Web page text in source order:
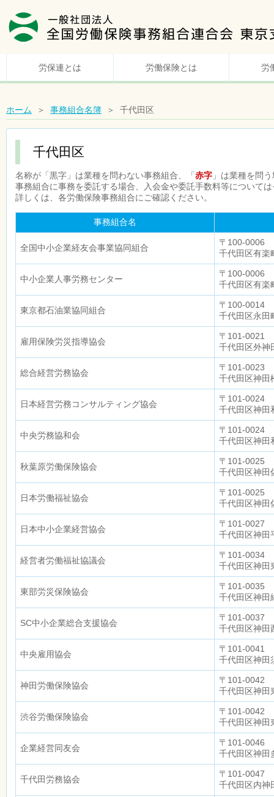
労保連とは 労働保険とは 労
ホーム ＞ 事務組合名簿 ＞ 千代田区
千代田区
名称が「黒字」は業種を問わない事務組合、「 赤字 」は業種を問
事務組合に事務を委託する場合、入会金や委託手数料等について
詳しくは、各労働保険事務組合にご確認ください。
事務組合名
全国中小企業経友会事業協同組合
〒100-0006
千代田区有
中小企業人事労務センター
〒100-0006
千代田区有
東京都石油業協同組合
〒100-0014
千代田区永
雇用保険労災指導協会
〒101-0021
千代田区外
総合経営労務協会
〒101-0023
千代田区神
日本経営労務コンサルティング協会
〒101-0024
千代田区神
中央労務協和会
〒101-0024
千代田区神
秋葉原労働保険協会
〒101-0025
千代田区神
日本労働福祉協会
〒101-0025
千代田区神
日本中小企業経営協会
〒101-0027
千代田区神
経営者労働福祉協議会
〒101-0034
千代田区神
東部労災保険協会
〒101-0035
千代田区神
SC中小企業総合支援協会
〒101-0037
千代田区神
中央雇用協会
〒101-0041
千代田区神
神田労働保険協会
〒101-0042
千代田区神田
渋谷労働保険協会
〒101-0042
千代田区神
企業経営同友会
〒101-0046
千代田区神
千代田労務協会
〒101-0047
千代田区内